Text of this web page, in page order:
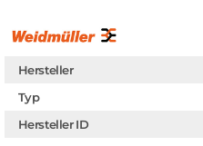
Hersteller
Typ
Hersteller ID